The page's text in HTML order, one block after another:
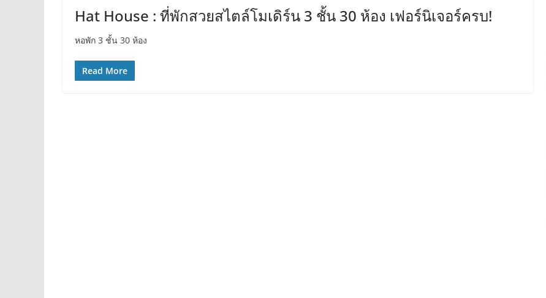
Hat House : ที่พักสวยสไตล์โมเดิร์น 3 ชั้น 30 ห้อง เฟอร์นิเจอร์ครบ!
หอพัก 3 ชั้น 30 ห้อง
Read More